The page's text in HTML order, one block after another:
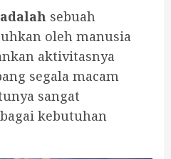
sebuah
oleh manusia
aktivitasnya
segala macam
sangat
kebutuhan